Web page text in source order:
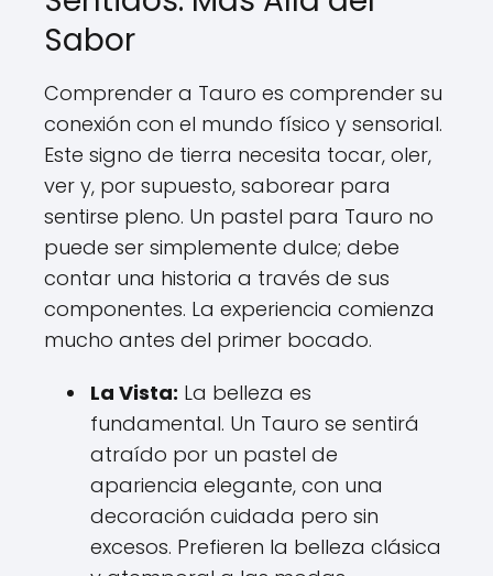
Sabor
Comprender a Tauro es comprender su
conexión con el mundo físico y sensorial.
Este signo de tierra necesita tocar, oler,
ver y, por supuesto, saborear para
sentirse pleno. Un pastel para Tauro no
puede ser simplemente dulce; debe
contar una historia a través de sus
componentes. La experiencia comienza
mucho antes del primer bocado.
La Vista: La belleza es
fundamental. Un Tauro se sentirá
atraído por un pastel de
apariencia elegante, con una
decoración cuidada pero sin
excesos. Prefieren la belleza clásica